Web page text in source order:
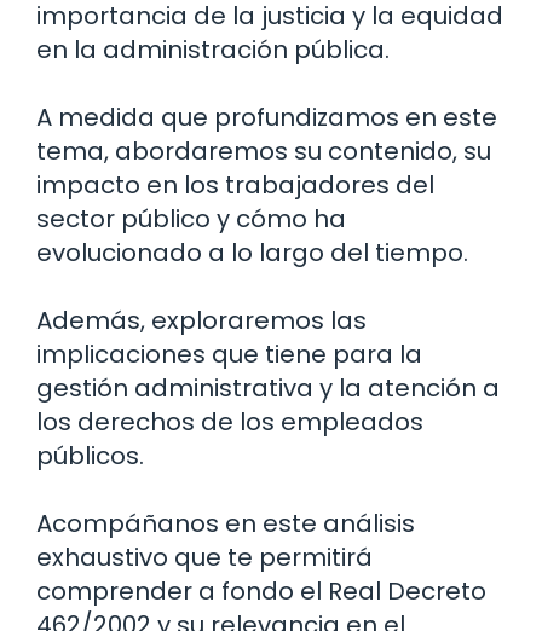
importancia de la justicia y la equidad
en la administración pública.
A medida que profundizamos en este
tema, abordaremos su contenido, su
impacto en los trabajadores del
sector público y cómo ha
evolucionado a lo largo del tiempo.
Además, exploraremos las
implicaciones que tiene para la
gestión administrativa y la atención a
los derechos de los empleados
públicos.
Acompáñanos en este análisis
exhaustivo que te permitirá
comprender a fondo el Real Decreto